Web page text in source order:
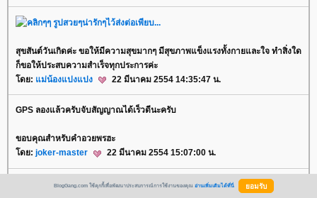
สุขสันต์วันเกิดค่ะ ขอให้มีความสุขมากๆ มีสุขภาพแข็งแรงทั้งกายและใจ ทำสิ่งใด
ก็ขอให้ประสบความสำเร็จทุกประการค่ะ
ดย: ม่น้องแปงแปง 22 มีนาคม 2554 14:35:47 น.
GPS ลองแล้วครับจับสัญญาณได้เร็วดีนะครับ
ขอบคุณสำหรับคำอวยพรฮะ
ดย: joker-master 22 มีนาคม 2554 15:07:00 น.
สุขสันต์วันเกิดครับ ขอให้มีสุขภาพร่างกายเเข็งเเรง
BlogGang.com ใช้คุกกี้เพื่อพัฒนาประสบการณ์การใช้งานของคุณ อ่านเพิ่มเติมได้ที่นี่